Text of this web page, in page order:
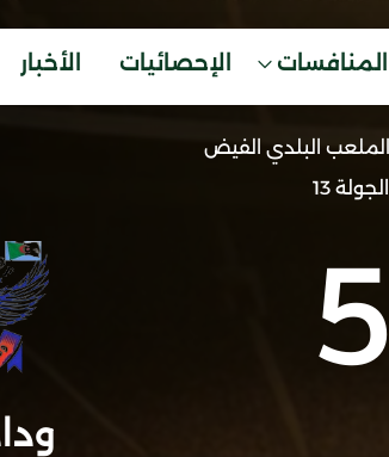
المنافسات الإحصائيات الأخبار
الملعب البلدي الفيض
الجولة 13
5